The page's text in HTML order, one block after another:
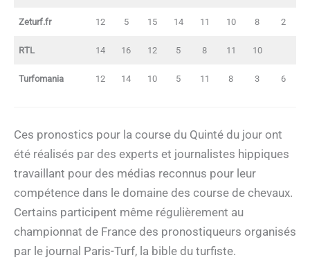
Zeturf.fr 12 5 15 14 11 10 8 2
RTL 14 16 12 5 8 11 10
Turfomania 12 14 10 5 11 8 3 6
Ces pronostics pour la course du Quinté du jour ont
été réalisés par des experts et journalistes hippiques
travaillant pour des médias reconnus pour leur
compétence dans le domaine des course de chevaux.
Certains participent même régulièrement au
championnat de France des pronostiqueurs organisés
par le journal Paris-Turf, la bible du turfiste.